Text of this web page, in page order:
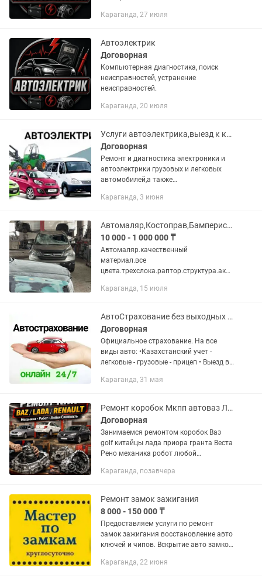
Караганда, 27 июля
Автоэлектрик
Договорная
Компьютерная диагностика, поиск
неисправностей, устранение
неисправностей.
Караганда, 20 июля
Услуги автоэлектрика,выезд к клиенту
Договорная
Ремонт и диагностика электроники и
автоэлектрики грузовых и легковых
автомобилей,а также
остальное по объему работы.
Караганда, 3 июня
Автомаляр,Костоправ,Бамперист,Сварщик
10 000 - 1 000 000 ₸
Автомаляр.качественный
материал.все
цвета.трехслока.раптор.структура.акри
Караганда, 15 июля
АвтоСтрахование без выходных АвтоСтраховка грузовые легковые прицепы
Договорная
Официальное страхование. На все
виды авто: •Казахстанский учет -
легковые - грузовые - прицеп • Выезд в
Страхование ТОО - Нерезиденты: •
Караганда, 31 мая
Ремонт коробок Мкпп автоваз Лада Приора Веста Рено Робот
Договорная
Занимаемся ремонтом коробок Ваз
golf китайцы лада приора гранта Веста
Рено механика робот любой
всем вопросам звоните узнавайте
Караганда, позавчера
Ремонт замок зажигания
8 000 - 150 000 ₸
Предоставляем услуги по ремонт
замок зажигания восстановление авто
ключей и чипов. Вскрытие авто замков,
Караганда, 22 июня